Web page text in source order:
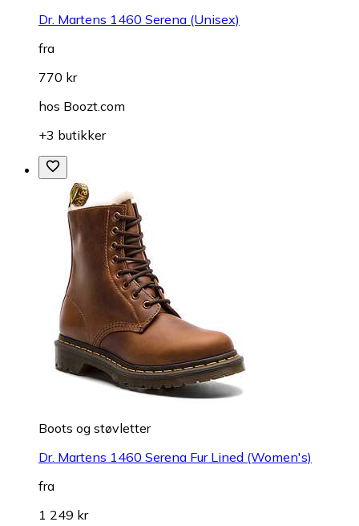
Dr. Martens 1460 Serena (Unisex)
fra
770 kr
hos Boozt.com
+3 butikker
Boots og støvletter
Dr. Martens 1460 Serena Fur Lined (Women's)
fra
1 249 kr